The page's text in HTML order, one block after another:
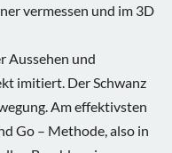
vermessen und im 3D
Aussehen und
imitiert. Der Schwanz
Am effektivsten
Go – Methode, also in